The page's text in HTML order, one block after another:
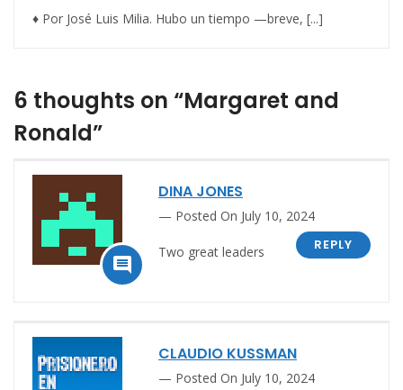
♦ Por José Luis Milia. Hubo un tiempo —breve, [...]
6 thoughts on “Margaret and
Ronald”

DINA JONES
Posted On July 10, 2024
REPLY
Two great leaders
CLAUDIO KUSSMAN
Posted On July 10, 2024